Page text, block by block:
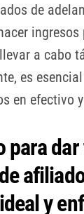
de
a cabo
es
en efectivo
para
y